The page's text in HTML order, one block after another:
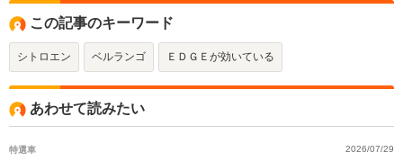
この記事のキーワード
シトロエン ベルランゴ ＥＤＧＥが効いている
あわせて読みたい
特選車 2026/07/29